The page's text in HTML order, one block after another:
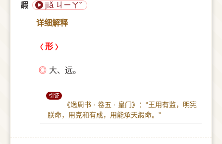
嘏 jiǎ ㄐㄧㄚˇ
详细解释
形
◎ 大、远。
引证
《逸周书 · 卷五 · 皇门》：“王用有监，明宪
朕命，用克和有成，用能承天嘏命。”